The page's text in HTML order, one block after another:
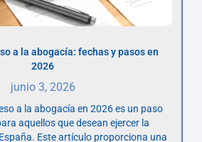
a la abogacía: fechas y pasos en
2026
junio 3, 2026
a la abogacía en 2026 es un paso
aquellos que desean ejercer la
Este artículo proporciona una